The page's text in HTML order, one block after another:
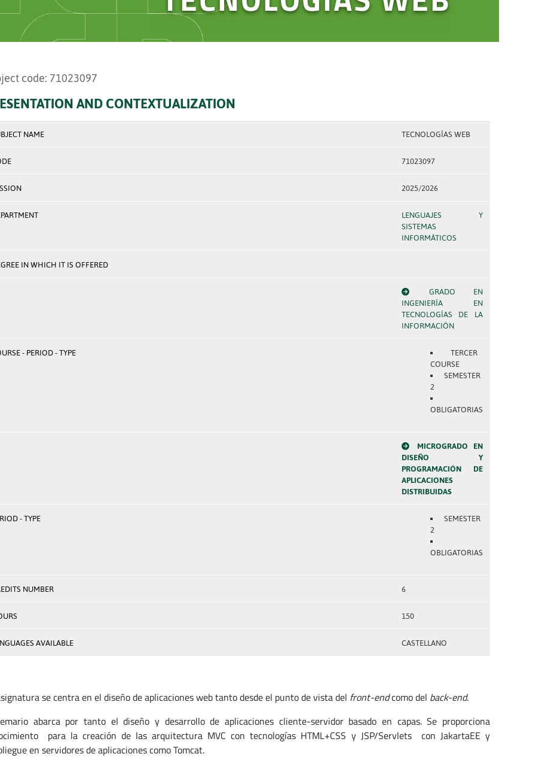
code: 71023097
AND CONTEXTUALIZATION
NAME TECNOLOGÍAS WEB
71023097
2025/2026
LENGUAJES Y
SISTEMAS
INFORMÁTICOS
IN WHICH IT IS OFFERED
GRADO EN
INGENIERÍA EN
TECNOLOGÍAS DE LA
INFORMACIÓN
- PERIOD - TYPE
TERCER
COURSE
SEMESTER
2
OBLIGATORIAS
MICROGRADO EN
DISEÑO Y
PROGRAMACIÓN DE
APLICACIONES
DISTRIBUIDAS
- TYPE
SEMESTER
2
OBLIGATORIAS
NUMBER 6
150
AVAILABLE CASTELLANO
se centra en el diseño de aplicaciones web tanto desde el punto de vista del front-endcomo del back-end.
abarca por tanto el diseño y desarrollo de aplicaciones cliente-servidor basado en capas. Se proporciona
para la creación de las arquitectura MVC con tecnologías HTML+CSS y JSP/Servlets con JakartaEE y
en servidores de aplicaciones como Tomcat.